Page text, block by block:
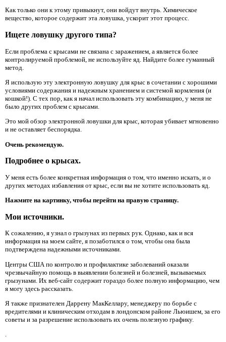
Как только они к этому привыкнут, они войдут внутрь. Химическое
вещество, которое содержит эта ловушка, ускорит этот процесс.
Ищете ловушку другого типа?
Если проблема с крысами не связана с заражением, а является более
контролируемой проблемой, не используйте яд. Найдите более гуманный
метод.
Я использую эту электронную ловушку для крыс в сочетании с хорошими
условиями содержания и надежным хранением и системой кормления (и
кошкой!). С тех пор, как я начал использовать эту комбинацию, у меня не
было других проблем с крысами.
Это мой обзор электронной ловушки для крыс, которая убивает мгновенно
и не оставляет беспорядка.
Очень рекомендую.
Подробнее о крысах.
У меня есть более конкретная информация о том, что именно искать, и о
других методах избавления от крыс, если вы не хотите использовать яд.
Нажмите на картинку, чтобы перейти на правую страницу.
Мои источники.
К сожалению, я узнал о грызунах из первых рук. Однако, как и вся
информация на моем сайте, я позаботился о том, чтобы она была
подтверждена надежными источниками.
Центры США по контролю и профилактике заболеваний оказали
чрезвычайную помощь в выявлении болезней и болезней, вызываемых
грызунами. Их веб-сайт содержит гораздо более полную информацию, чем
я могу здесь рассказать.
Я также признателен Даррену МакКеллару, менеджеру по борьбе с
вредителями и клиническим отходам в лондонском районе Льюишем, за его
советы и за разрешение использовать их очень полезную графику.
.